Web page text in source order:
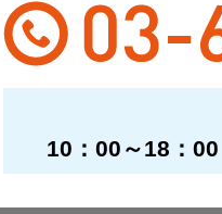
10：00～18：00